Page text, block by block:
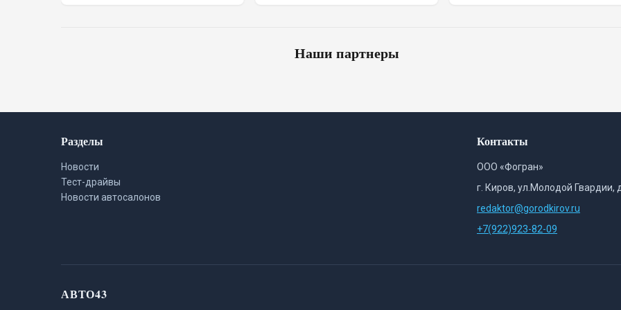
Наши партнеры
Разделы
Новости
Тест-драйвы
Новости автосалонов
Контакты
ООО «Фогран»
г. Киров, ул.Молодой Гвардии,
redaktor@gorodkirov.ru
+7(922)923-82-09
АВТО43